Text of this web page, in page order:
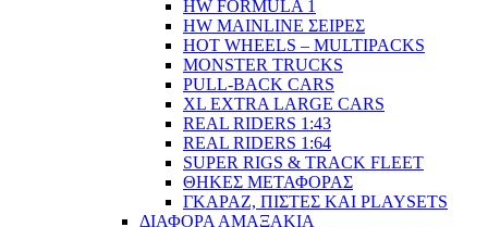
HW FORMULA 1
HW MAINLINE ΣΕΙΡΕΣ
HOT WHEELS – MULTIPACKS
MONSTER TRUCKS
PULL-BACK CARS
XL EXTRA LARGE CARS
REAL RIDERS 1:43
REAL RIDERS 1:64
SUPER RIGS & TRACK FLEET
ΘΗΚΕΣ ΜΕΤΑΦΟΡΑΣ
ΓΚΑΡΑΖ, ΠΙΣΤΕΣ ΚΑΙ PLAYSETS
ΔΙΑΦΟΡΑ ΑΜΑΞΑΚΙΑ